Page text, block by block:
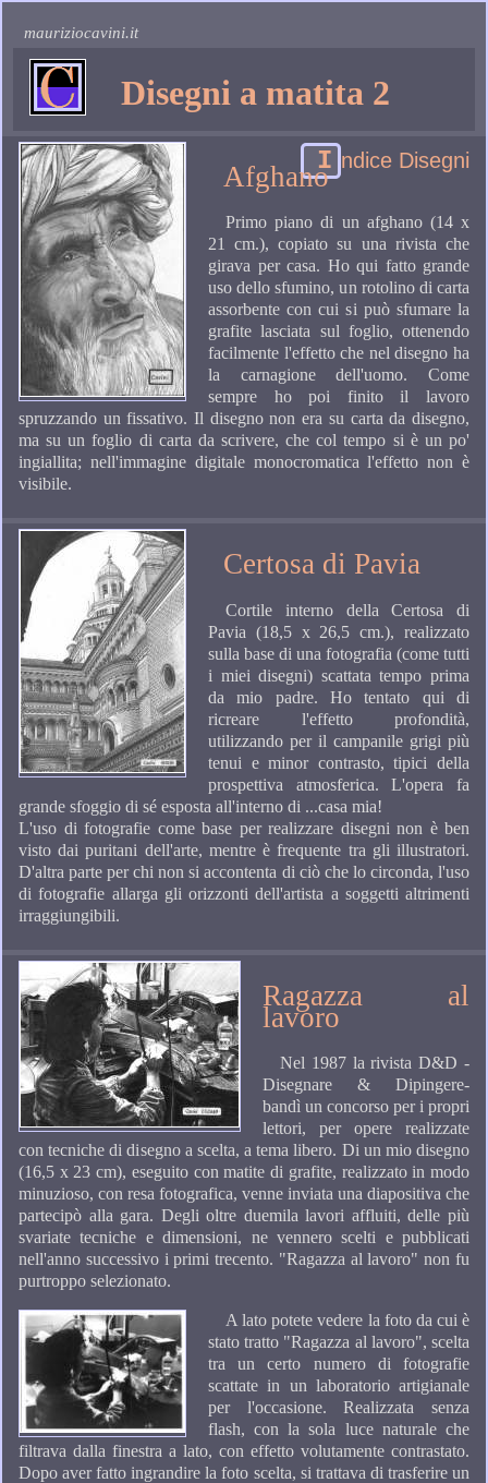
mauriziocavini.it
Disegni a matita 2
Afghano
I ndice Disegni
Primo piano di un afghano (14 x
21 cm.), copiato su una rivista che
girava per casa. Ho qui fatto grande
uso dello sfumino, un rotolino di carta
assorbente con cui si può sfumare la
grafite lasciata sul foglio, ottenendo
facilmente l'effetto che nel disegno ha
la carnagione dell'uomo. Come
sempre ho poi finito il lavoro
spruzzando un fissativo. Il disegno non era su carta da disegno,
ma su un foglio di carta da scrivere, che col tempo si è un po'
ingiallita; nell'immagine digitale monocromatica l'effetto non è
visibile.
Certosa di Pavia
Cortile interno della Certosa di
Pavia (18,5 x 26,5 cm.), realizzato
sulla base di una fotografia (come tutti
i miei disegni) scattata tempo prima
da mio padre. Ho tentato qui di
ricreare l'effetto profondità,
utilizzando per il campanile grigi più
tenui e minor contrasto, tipici della
prospettiva atmosferica. L'opera fa
grande sfoggio di sé esposta all'interno di ...casa mia!
L'uso di fotografie come base per realizzare disegni non è ben
visto dai puritani dell'arte, mentre è frequente tra gli illustratori.
D'altra parte per chi non si accontenta di ciò che lo circonda, l'uso
di fotografie allarga gli orizzonti dell'artista a soggetti altrimenti
irraggiungibili.
Ragazza al
lavoro
Nel 1987 la rivista D&D -
Disegnare & Dipingere-
bandì un concorso per i propri
lettori, per opere realizzate
con tecniche di disegno a scelta, a tema libero. Di un mio disegno
(16,5 x 23 cm), eseguito con matite di grafite, realizzato in modo
minuzioso, con resa fotografica, venne inviata una diapositiva che
partecipò alla gara. Degli oltre duemila lavori affluiti, delle più
svariate tecniche e dimensioni, ne vennero scelti e pubblicati
nell'anno successivo i primi trecento. "Ragazza al lavoro" non fu
purtroppo selezionato.
A lato potete vedere la foto da cui è
stato tratto "Ragazza al lavoro", scelta
tra un certo numero di fotografie
scattate in un laboratorio artigianale
per l'occasione. Realizzata senza
flash, con la sola luce naturale che
filtrava dalla finestra a lato, con effetto volutamente contrastato.
Dopo aver fatto ingrandire la foto scelta, si trattava di trasferire un